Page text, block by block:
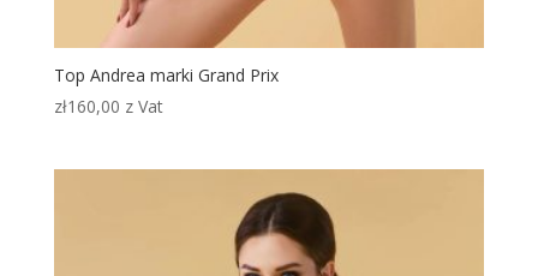
Top Andrea marki Grand Prix
zł160,00 z Vat